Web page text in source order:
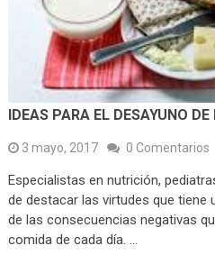
IDEAS PARA EL DESAYUNO
3 mayo, 2017 0 Comentarios
Especialistas en nutrición,
de destacar las virtudes que tiene
de las consecuencias negativas
comida de cada día. …